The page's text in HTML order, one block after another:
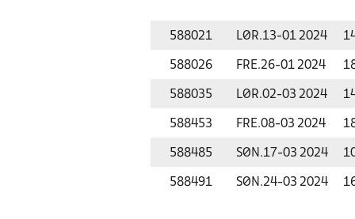
588021 LØR.13-01 2024
588026 FRE.26-01 2024
588035 LØR.02-03 2024
588453 FRE.08-03 2024
588485 SØN.17-03 2024
588491 SØN.24-03 2024